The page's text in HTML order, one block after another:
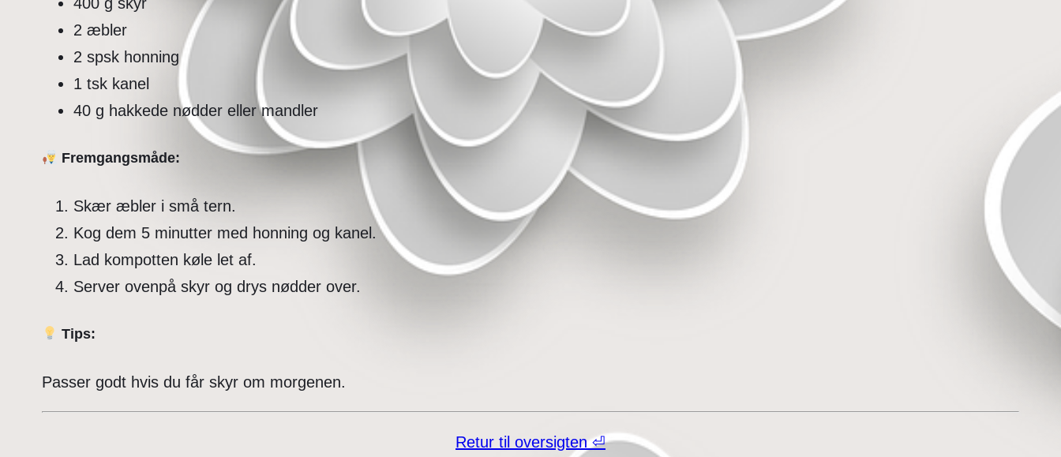
2 æbler
2 spsk honning
1 tsk kanel
40 g hakkede nødder eller mandler
Fremgangsmåde:
Skær æbler i små tern.
Kog dem 5 minutter med honning og kanel.
Lad kompotten køle let af.
Server ovenpå skyr og drys nødder over.
Tips:
Passer godt hvis du får skyr om morgenen.
Retur til oversigten ⏎